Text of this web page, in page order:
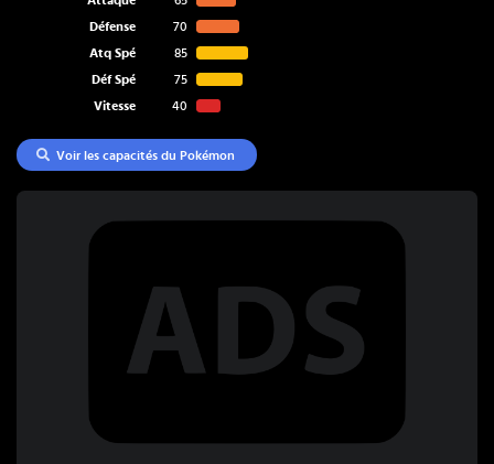
Défense
70
Atq Spé
85
Déf Spé
75
Vitesse
40
Voir les capacités du Pokémon